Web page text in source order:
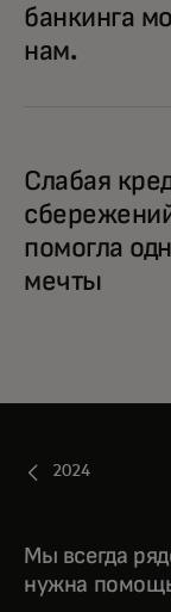
банкинга
нам.
Слабая
помогла
мечты
2024
Мы всегда
нужна